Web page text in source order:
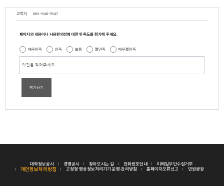
교학처 063-540-7647
페이지의 내용이나 사용편의성에 대한 만족도를 평가해 주세요.
매우만족 만족 보통 불만족 매우불만족
평가하기
대학정보공시 경영공시 찾아오시는 길 전화번호안내 이메일무단수집거부
개인정보처리방침 고정형 영상정보처리기기 운영·관리방침 홈페이지오류신고 민원광장